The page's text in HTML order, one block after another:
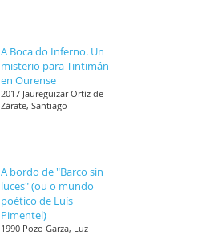
A Boca do Inferno. Un
misterio para Tintimán
en Ourense
2017 Jaureguizar Ortíz de
Zárate, Santiago
A bordo de "Barco sin
luces" (ou o mundo
poético de Luís
Pimentel)
1990 Pozo Garza, Luz